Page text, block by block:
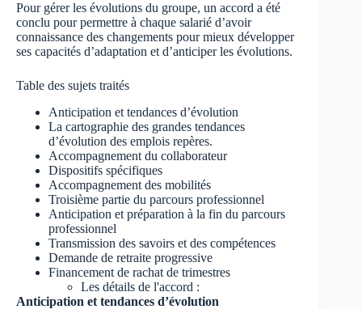
Pour gérer les évolutions du groupe, un accord a été
conclu pour permettre à chaque salarié d’avoir
connaissance des changements pour mieux développer
ses capacités d’adaptation et d’anticiper les évolutions.
Table des sujets traités
Anticipation et tendances d’évolution
La cartographie des grandes tendances
d’évolution des emplois repères.
Accompagnement du collaborateur
Dispositifs spécifiques
Accompagnement des mobilités
Troisième partie du parcours professionnel
Anticipation et préparation à la fin du parcours
professionnel
Transmission des savoirs et des compétences
Demande de retraite progressive
Financement de rachat de trimestres
Les détails de l'accord :
Anticipation et tendances d’évolution